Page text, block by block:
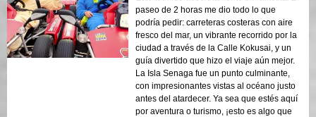
paseo de 2 horas me dio todo lo que
podría pedir: carreteras costeras con aire
fresco del mar, un vibrante recorrido por la
ciudad a través de la Calle Kokusai, y un
guía divertido que hizo el viaje aún mejor.
La Isla Senaga fue un punto culminante,
con impresionantes vistas al océano justo
antes del atardecer. Ya sea que estés aquí
por aventura o turismo, ¡esto es algo que